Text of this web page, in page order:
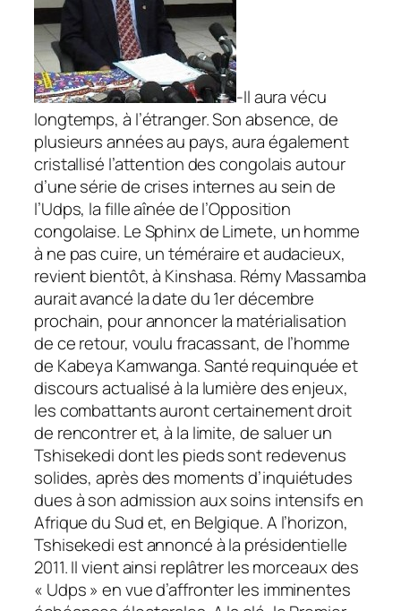
-Il aura vécu
longtemps, à l’étranger. Son absence, de
plusieurs années au pays, aura également
cristallisé l’attention des congolais autour
d’une série de crises internes au sein de
l’Udps, la fille aînée de l’Opposition
congolaise. Le Sphinx de Limete, un homme
à ne pas cuire, un téméraire et audacieux,
revient bientôt, à Kinshasa. Rémy Massamba
aurait avancé la date du 1er décembre
prochain, pour annoncer la matérialisation
de ce retour, voulu fracassant, de l’homme
de Kabeya Kamwanga. Santé requinquée et
discours actualisé à la lumière des enjeux,
les combattants auront certainement droit
de rencontrer et, à la limite, de saluer un
Tshisekedi dont les pieds sont redevenus
solides, après des moments d’inquiétudes
dues à son admission aux soins intensifs en
Afrique du Sud et, en Belgique. A l’horizon,
Tshisekedi est annoncé à la présidentielle
2011. Il vient ainsi replâtrer les morceaux des
« Udps » en vue d’affronter les imminentes